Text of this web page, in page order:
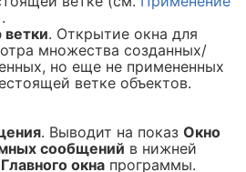
. Открытие окна для
множества созданных/
но еще не примененных
ветке объектов.
. Выводит на показОкно
сообщений в нижней
Главного окна программы.